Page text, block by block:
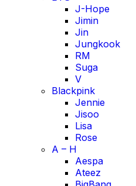
J-Hope
Jimin
Jin
Jungkook
RM
Suga
V
Blackpink
Jennie
Jisoo
Lisa
Rose
A – H
Aespa
Ateez